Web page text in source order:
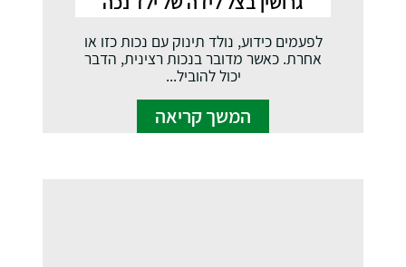
לפעמים כידוע, נולד תינוק עם נכות כזו או
אחרת. כאשר מדובר בנכות רצינית, הדבר
יכול להוביל...
המשך קריאה